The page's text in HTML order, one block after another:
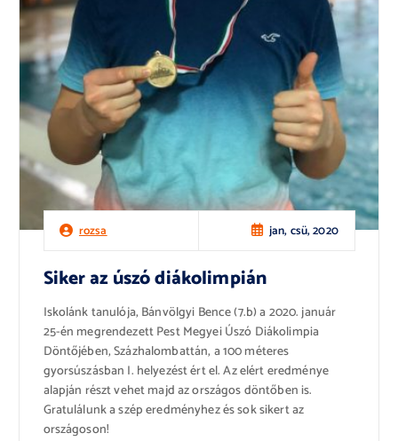
rozsa jan, csü, 2020
Siker az úszó diákolimpián
Iskolánk tanulója, Bánvölgyi Bence (7.b) a 2020. január
25-én megrendezett Pest Megyei Úszó Diákolimpia
Döntőjében, Százhalombattán, a 100 méteres
gyorsúszásban I. helyezést ért el. Az elért eredménye
alapján részt vehet majd az országos döntőben is.
Gratulálunk a szép eredményhez és sok sikert az
országoson!